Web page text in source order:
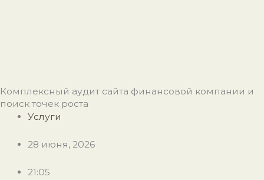
Комплексный аудит сайта финансовой компании и
поиск точек роста
Услуги
28 июня, 2026
21:05